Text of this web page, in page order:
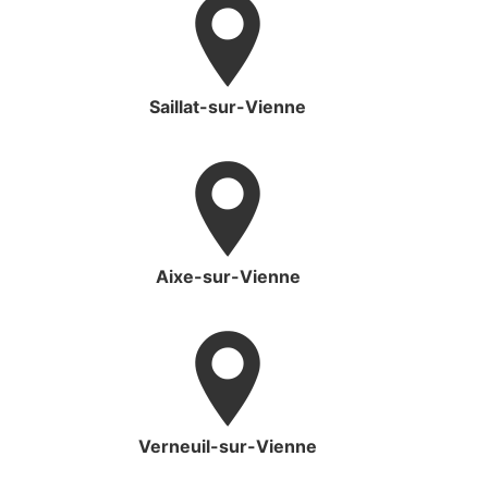
Saillat-sur-Vienne
Aixe-sur-Vienne
Verneuil-sur-Vienne